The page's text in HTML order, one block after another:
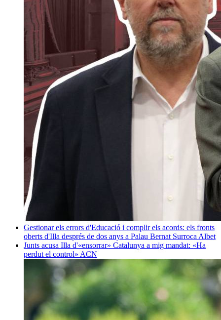
Gestionar els errors d'Educació i complir els acords: els fronts
oberts d'Illa després de dos anys a Palau Bernat Surroca Albet
Junts acusa Illa d'«ensorrar» Catalunya a mig mandat: «Ha
perdut el control» ACN